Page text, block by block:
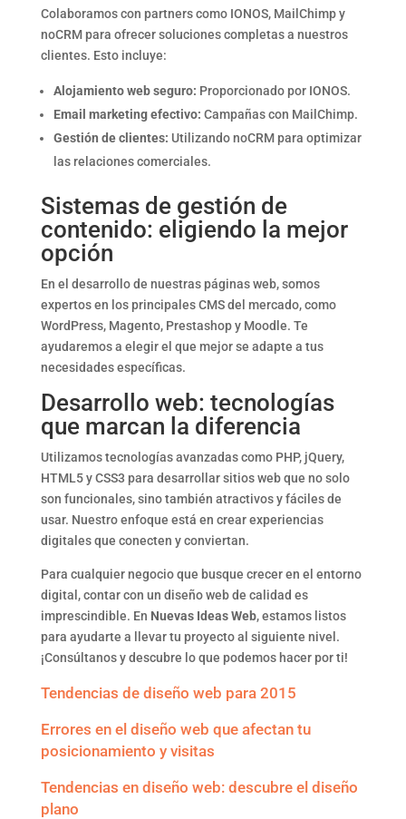
Colaboramos con partners como IONOS, MailChimp y
noCRM para ofrecer soluciones completas a nuestros
clientes. Esto incluye:
Alojamiento web seguro: Proporcionado por IONOS.
Email marketing efectivo: Campañas con MailChimp.
Gestión de clientes: Utilizando noCRM para optimizar
las relaciones comerciales.
Sistemas de gestión de
contenido: eligiendo la mejor
opción
En el desarrollo de nuestras páginas web, somos
expertos en los principales CMS del mercado, como
WordPress, Magento, Prestashop y Moodle. Te
ayudaremos a elegir el que mejor se adapte a tus
necesidades específicas.
Desarrollo web: tecnologías
que marcan la diferencia
Utilizamos tecnologías avanzadas como PHP, jQuery,
HTML5 y CSS3 para desarrollar sitios web que no solo
son funcionales, sino también atractivos y fáciles de
usar. Nuestro enfoque está en crear experiencias
digitales que conecten y conviertan.
Para cualquier negocio que busque crecer en el entorno
digital, contar con un diseño web de calidad es
imprescindible. En Nuevas Ideas Web, estamos listos
para ayudarte a llevar tu proyecto al siguiente nivel.
¡Consúltanos y descubre lo que podemos hacer por ti!
Tendencias de diseño web para 2015
Errores en el diseño web que afectan tu
posicionamiento y visitas
Tendencias en diseño web: descubre el diseño
plano